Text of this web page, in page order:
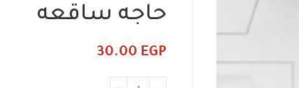
حاجه ساقعه
30.00 EGP